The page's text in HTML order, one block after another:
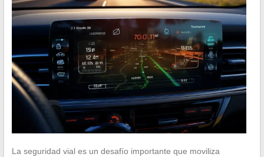
La seguridad vial es un desafío importante que moviliza